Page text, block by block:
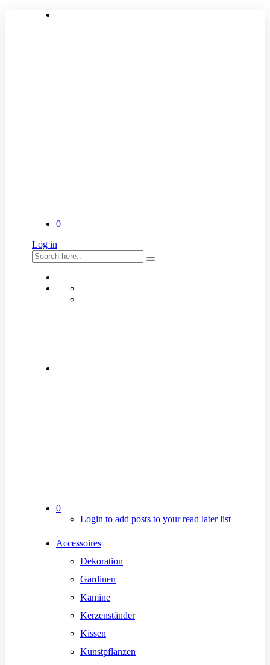
0
Log in
0
Login to add posts to your read later list
Accessoires
Dekoration
Gardinen
Kamine
Kerzenständer
Kissen
Kunstpflanzen